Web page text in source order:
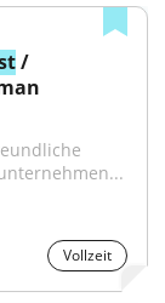
/
Vollzeit